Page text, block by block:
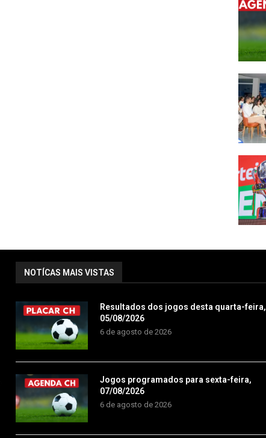
NOTÍCAS MAIS VISTAS
Resultados dos jogos desta quarta-feira,
05/08/2026
6 de agosto de 2026
Jogos programados para sexta-feira,
07/08/2026
6 de agosto de 2026